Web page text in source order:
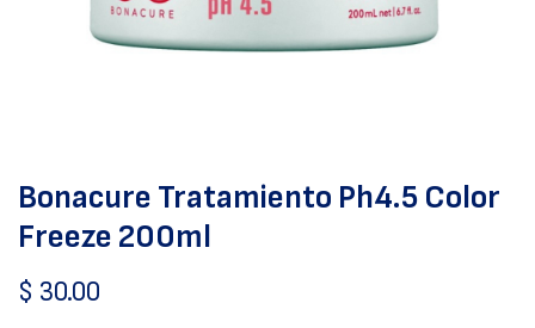
Bonacure Tratamiento Ph4.5 Color
Freeze 200ml
$ 30.00